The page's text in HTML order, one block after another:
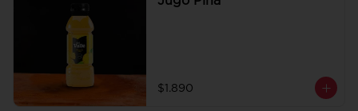
$1.890